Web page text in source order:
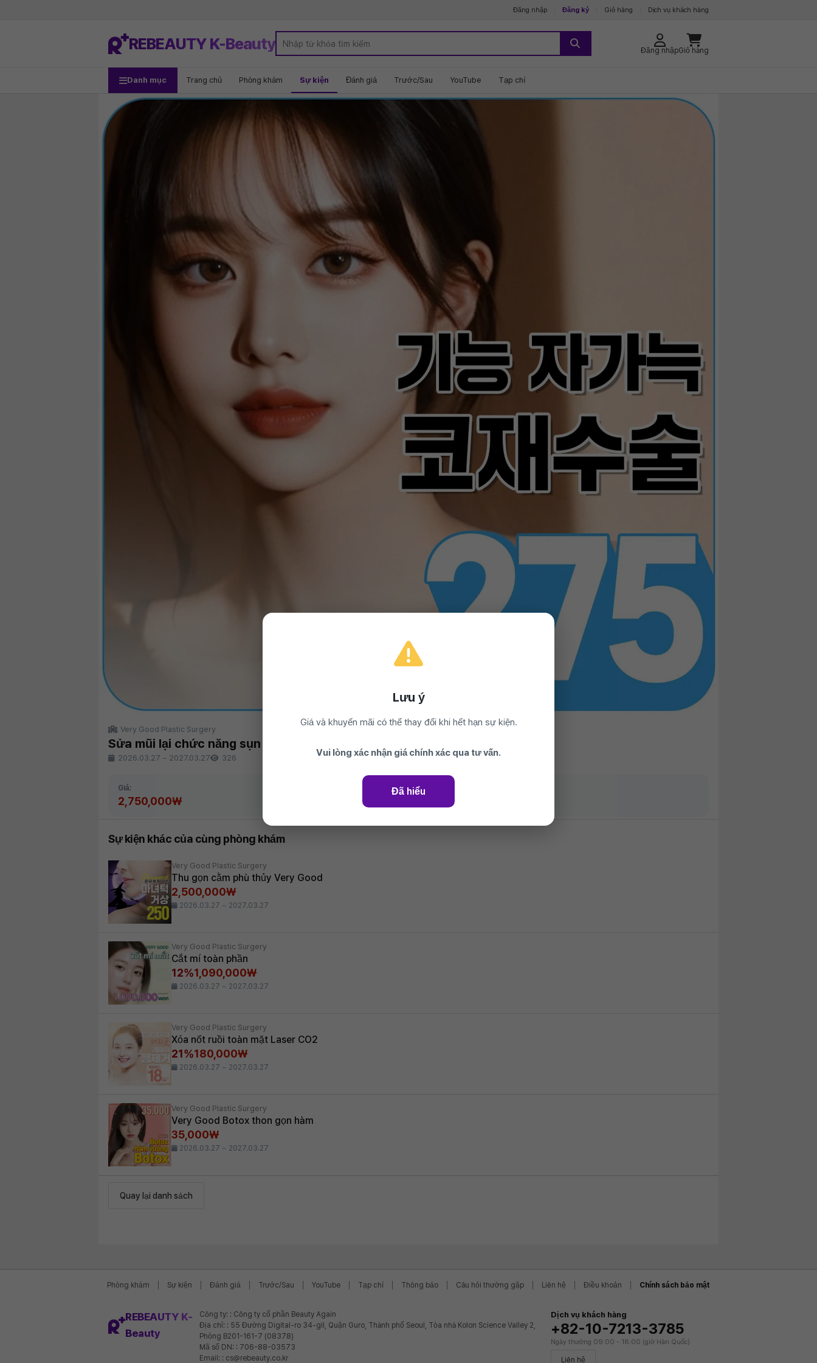
Đăng nhập Đăng ký Giỏ hàng Dịch vụ khách hàng
REBEAUTY K-Beauty Đăng nhậpGiỏ hàng
Danh mục Trang chủ Phòng khám Sự kiện Đánh giá Trước/Sau YouTube Tạp chí
Very Good Plastic Surgery
Sửa mũi lại chức năng sụn sườn tự thân
2026.03.27 ~ 2027.03.27 326
Giá:
2,750,000₩
Sự kiện khác của cùng phòng khám
Very Good Plastic Surgery
Thu gọn cằm phù thủy Very Good
2,500,000₩
2026.03.27 ~ 2027.03.27
Very Good Plastic Surgery
Cắt mí toàn phần
12%1,090,000₩
2026.03.27 ~ 2027.03.27
Very Good Plastic Surgery
Xóa nốt ruồi toàn mặt Laser CO2
21%180,000₩
2026.03.27 ~ 2027.03.27
Very Good Plastic Surgery
Very Good Botox thon gọn hàm
35,000₩
2026.03.27 ~ 2027.03.27
Quay lại danh sách
Lưu ý
Giá và khuyến mãi có thể thay đổi khi hết hạn sự kiện.
Vui lòng xác nhận giá chính xác qua tư vấn.
Đã hiểu
Phòng khám Sự kiện Đánh giá Trước/Sau YouTube Tạp chí Thông báo Câu hỏi thường gặp Liên hệ Điều khoản Chính sách bảo mật
REBEAUTY K-
Beauty
Công ty: : Công ty cổ phần Beauty Again
Địa chỉ: : 55 Đường Digital-ro 34-gil, Quận Guro, Thành phố Seoul, Tòa nhà Kolon Science Valley 2,
Phòng B201-161-7 (08378)
Mã số DN: : 706-88-03573
Email: : cs@rebeauty.co.kr
Dịch vụ khách hàng
+82-10-7213-3785
Ngày thường 09:00 - 18:00 (giờ Hàn Quốc)
Liên hệ